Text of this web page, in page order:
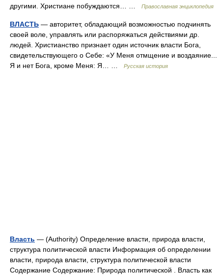
другими. Христиане побуждаются… …
Православная энциклопедия
ВЛАСТЬ — авторитет, обладающий возможностью подчинять
своей воле, управлять или распоряжаться действиями др.
людей. Христианство признает один источник власти Бога,
свидетельствующего о Себе: «У Меня отмщение и воздаяние...
Я и нет Бога, кроме Меня: Я… …
Русская история
Власть — (Authority) Определение власти, природа власти,
структура политической власти Информация об определении
власти, природа власти, структура политической власти
Содержание Содержание: Природа политической . Власть как